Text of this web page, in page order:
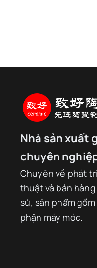
Nhà sản xuất
chuyên
Chuyên về phát
thuật và bán
sứ, sản phẩm
phận máy móc.